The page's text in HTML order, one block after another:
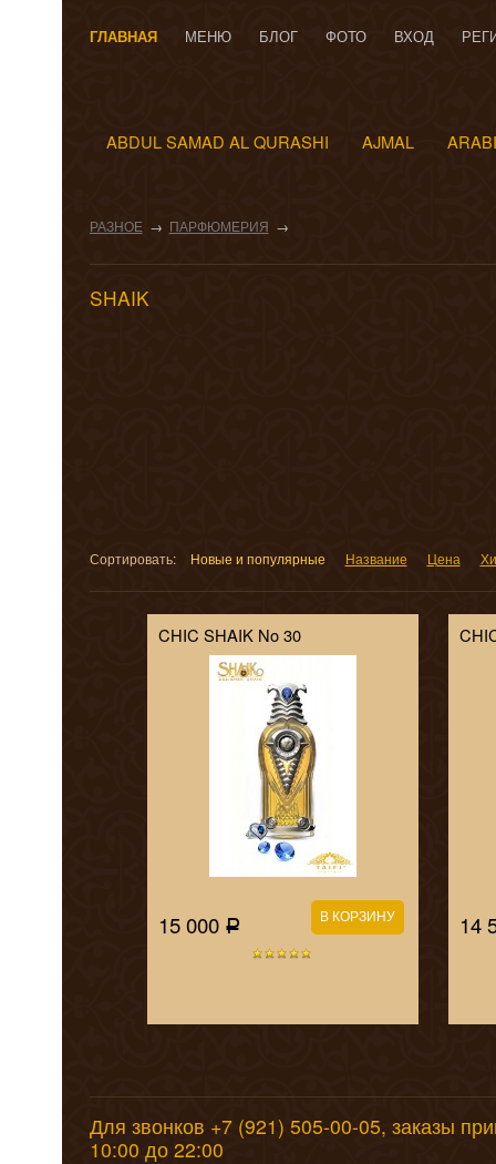
ГЛАВНАЯ МЕНЮ БЛОГ ФОТО ВХОД
ABDUL SAMAD AL QURASHI AJMAL
РАЗНОЕ → ПАРФЮМЕРИЯ →
SHAIK
Сортировать: Новые и популярные Название Цена
CHIC SHAIK No 30
15 000 Р 14
Для звонков +7 (921) 505-00-05, заказы
10:00 до 22:00